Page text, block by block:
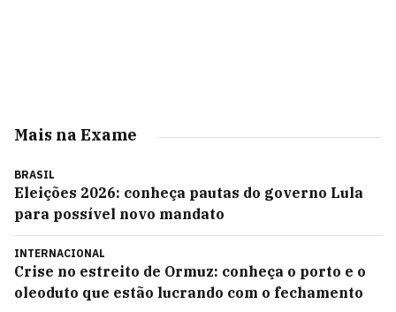
Mais na Exame
BRASIL
Eleições 2026: conheça pautas do governo Lula
para possível novo mandato
INTERNACIONAL
Crise no estreito de Ormuz: conheça o porto e o
oleoduto que estão lucrando com o fechamento